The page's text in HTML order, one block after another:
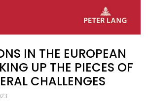
IN THE EUROPEAN
UP THE PIECES OF
CHALLENGES